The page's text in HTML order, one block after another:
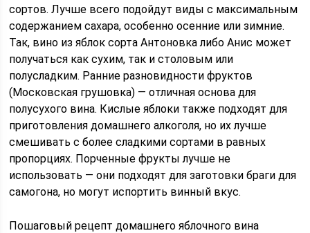
сортов. Лучше всего подойдут виды с максимальным
содержанием сахара, особенно осенние или зимние.
Так, вино из яблок сорта Антоновка либо Анис может
получаться как сухим, так и столовым или
полусладким. Ранние разновидности фруктов
(Московская грушовка) — отличная основа для
полусухого вина. Кислые яблоки также подходят для
приготовления домашнего алкоголя, но их лучше
смешивать с более сладкими сортами в равных
пропорциях. Порченные фрукты лучше не
использовать — они подходят для заготовки браги для
самогона, но могут испортить винный вкус.
Пошаговый рецепт домашнего яблочного вина